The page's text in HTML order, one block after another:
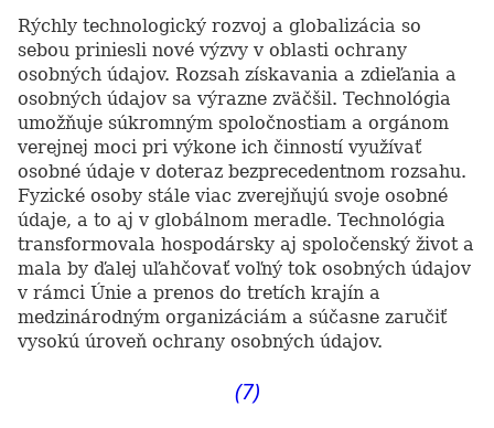
Rýchly technologický rozvoj a globalizácia so
sebou priniesli nové výzvy v oblasti ochrany
osobných údajov. Rozsah získavania a zdieľania a
osobných údajov sa výrazne zväčšil. Technológia
umožňuje súkromným spoločnostiam a orgánom
verejnej moci pri výkone ich činností využívať
osobné údaje v doteraz bezprecedentnom rozsahu.
Fyzické osoby stále viac zverejňujú svoje osobné
údaje, a to aj v globálnom meradle. Technológia
transformovala hospodársky aj spoločenský život a
mala by ďalej uľahčovať voľný tok osobných údajov
v rámci Únie a prenos do tretích krajín a
medzinárodným organizáciám a súčasne zaručiť
vysokú úroveň ochrany osobných údajov.
(7)